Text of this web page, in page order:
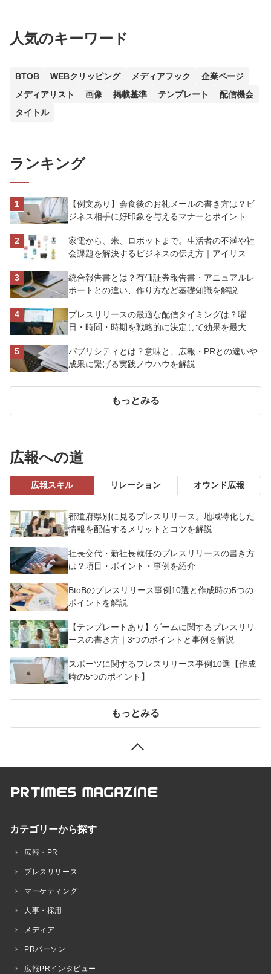
人気のキーワード
BTOB WEBクリッピング メディアフック
企業ページ
メディアリスト
画像 掲載基準 テンプレート
配信機会
タイトル
ランキング
【例文あり】会食後のお礼メールの書き方は？ビ
ジネス相手に好印象を与えるマナーとポイントを
家電から、米、ロボットまで。生活者の不満や社
会課題を解決するビジネスの伝え方｜アイリスオ
統合報告書とは？有価証券報告書・アニュアルレ
ポートとの違い、作り方など基礎知識を解説
プレスリリースの最適な配信タイミングは？曜
日・時間・時期を戦略的に決定して効果を最大化
パブリシティとは？意味と、広報・PRとの違いや
成果に繋げる実践ノウハウを解説
もっとみる
広報への道
広報スキル リレーション オウンド広報
都道府県別に見るプレスリリース。地域特化した
情報を配信するメリットとコツを解説
社長交代・新社長就任のプレスリリースの書き方
は？項目・ポイント・事例を紹介
BtoBのプレスリリース事例10選と作成時の5つの
ポイントを解説
【テンプレートあり】ゲームに関するプレスリリ
ースの書き方｜3つのポイントと事例を解説
スポーツに関するプレスリリース事例10選【作成
時の5つのポイント】
もっとみる
カテゴリーから探す
広報・PR
プレスリリース
マーケティング
人事・採用
メディア
PRパーソン
広報PRインタビュー